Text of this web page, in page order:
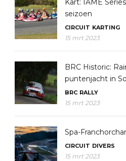
Kart: IAME
seizoen
CIRCUIT KARTING
15 mrt 2023
BRC Historic:
puntenjacht in
BRC RALLY
15 mrt 2023
Spa-
CIRCUIT DIVERS
15 mrt 2023